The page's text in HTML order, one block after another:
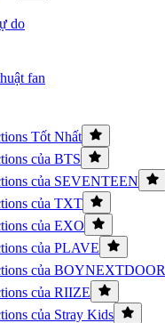
do
fan
Tốt Nhất
của BTS
của SEVENTEEN
của TXT
của EXO
của PLAVE
của BOYNEXTDOOR
của RIIZE
của Stray Kids